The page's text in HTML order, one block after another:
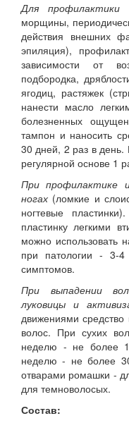
Для профилактики
морщины,
действия внешних
эпиляция),
зависимости от
подбородка,
ягодиц, растяжек
нанести масло
болезненных
тампон и наносить
30 дней, 2 раз в день.
регулярной основе 1
При профилактике
ногах (ломкие и
ногтевые
пластинку легкими
можно использовать
при патологии - 3-
симптомов.
При выпадении
луковицы и
движениями
волос. При сухих
неделю - не более
неделю - не более
отварами ромашки -
для темноволосых.
Состав: